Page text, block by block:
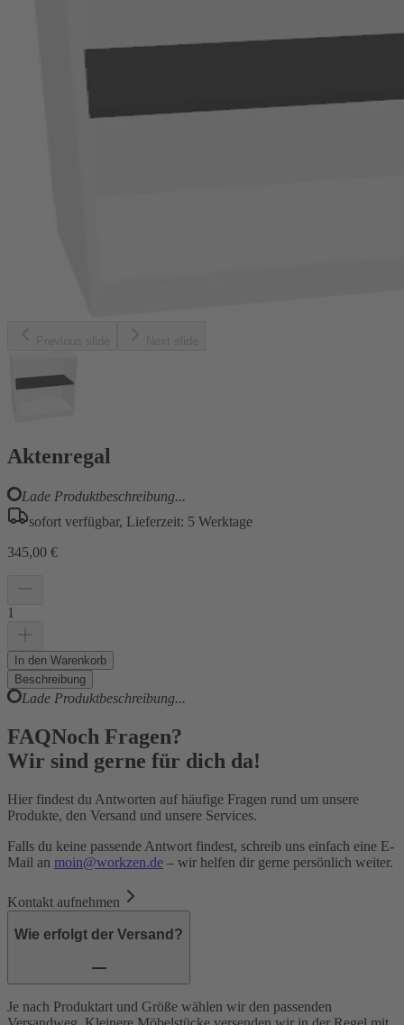
Aktenregal
Lade Produktbeschreibung...
sofort verfügbar, Lieferzeit: 5 Werktage
345,00 €
1
In den Warenkorb
Beschreibung
Lade Produktbeschreibung...
FAQNoch Fragen?
Wir sind gerne für dich da!
Hier findest du Antworten auf häufige Fragen rund um unsere
Produkte, den Versand und unsere Services.
Falls du keine passende Antwort findest, schreib uns einfach eine E-
Mail an moin@workzen.de – wir helfen dir gerne persönlich weiter.
Kontakt aufnehmen
Wie erfolgt der Versand?
Je nach Produktart und Größe wählen wir den passenden